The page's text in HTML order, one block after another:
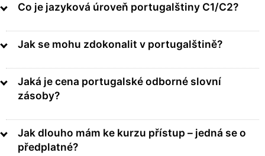
Co je jazyková úroveň portugalštiny C1/C2?
Jak se mohu zdokonalit v portugalštině?
Jaká je cena portugalské odborné slovní
zásoby?
Jak dlouho mám ke kurzu přístup – jedná se o
předplatné?